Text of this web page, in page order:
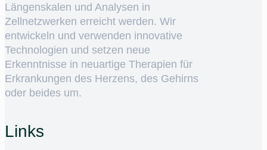
Längenskalen und Analysen in
Zellnetzwerken erreicht werden. Wir
entwickeln und verwenden innovative
Technologien und setzen neue
Erkenntnisse in neuartige Therapien für
Erkrankungen des Herzens, des Gehirns
oder beides um.
Links